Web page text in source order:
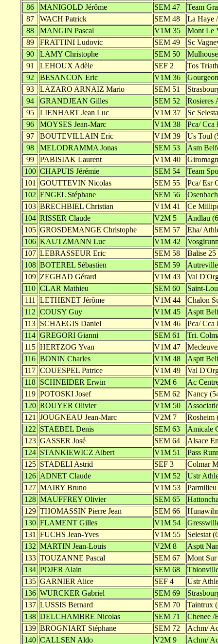
86
MANIGOLD Jérôme SEM 47
Team
87
WACH Patrick SEM 48
La Haye
88
MANGIN Pascal V1M 35
Mont Le
89
FRATTINI Ludovic SEM 49
Sc
90
LAMY Christophe SEM 50
91
LEHOUX Adèle SEF 2
Tos
92
BESANCON Eric V1M 36
93
LAZARO ARNAIZ Mario SEM 51
94
GRANDJEAN Gilles SEM 52
Rosieres
95
LIENHART Jean Luc V1M 37
Sc
96
MOYSES Jean-Marc V1M 38
Pca/ Cca
97
BOUTEVILLAIN Eric V1M 39
Us Toul
98
MELODRAMMA Jonas SEM 53
Asm
99
PABISIAK Laurent V1M 40
100 CHAPUIS Jérémie SEM 54
Team
101
GOUTTEVIN Nicolas SEM 55
Pca/ Esr
102 ENGEL Stéphane SEM 56
103 BRECHBIEL Christian V1M 41
Ce
104 RISSER Claude V2M 5
Andlau
105 GROSDEMANGE Christophe SEM 57
Eha/
106 KAUTZMANN Luc V1M 42
107 LEBRASSEUR Eric SEM 58
Balise 25
108 BOTEREL Sébastien SEM 59
109 ZEGHAD Gérard V1M 43
Val
110 CLAR Mathieu SEM 60
Saint-
111
LETHENET Jérôme V1M 44
Chalon
112 COUSY Guy V1M 45
Asptt
113 SCHAEGIS Daniel V1M 46
Pca/ Cca
114 GREGORI Gianni SEM 61
Tri.
115 HERTZOG Yvan V1M 47
116 BONIN Charles V1M 48
Asptt
117 COUESPEL Patrice V1M 49
Val
118 SCHNEIDER Erwin V2M 6
Ac
119 POTOSKI Josef SEM 62
Nancy
120 ROUYER Olivier V1M 50
121
JOUGNEAU Jean-Marc V2M 7
Rosheim
122 STAEBEL Denis SEM 63
Amicale
123 GASSER José SEM 64
Alsace
124 STANKIEWICZ Albert V1M 51
Pass
125 STADELI Astrid SEF 3
Colmar
126 ADNET Claude V1M 52
Ustr
127 MAIRY Bruno V1M 53
128 MAUFFREY Olivier SEM 65
129 THOMASSIN Pierre Jean SEM 66
130 FLAMENT Gilles V1M 54
131
FUCHS Jean-Yves V1M 55
Selestat
132 MARTIN Jean-Louis V2M 8
Asptt
133 TOUZANNE Pascal SEM 67
Mont Sur
134 POJER Alain SEM 68
135 GARNIER Alice SEF 4
Ustr
136 WURCKER Gabriel SEM 69
137 LUSSIS Bernard SEM 70
Taintrux
138 DELCHAMBRE Nicolas SEM 71
Chenee /
139 BROGNIART Stéphane SEM 72
Achm/
140 CALLSEN Aldo V2M 9 Achm/